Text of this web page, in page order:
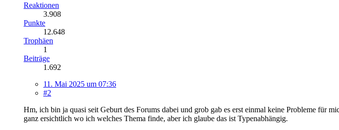
Reaktionen
3.908
Punkte
12.648
Trophäen
1
Beiträge
1.692
11. Mai 2025 um 07:36
#2
Hm, ich bin ja quasi seit Geburt des Forums dabei und grob gab es erst einmal keine Probleme für
ganz ersichtlich wo ich welches Thema finde, aber ich glaube das ist Typenabhängig.